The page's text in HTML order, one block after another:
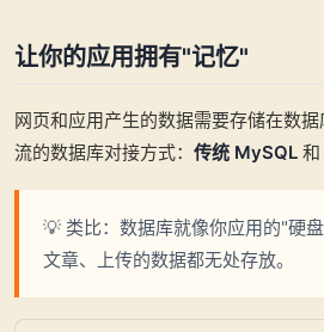
让你的应用拥有"记忆"
网页和应用产生的数据需要存储在数
流的数据库对接方式： 传统 MySQL 和
💡 类比：数据库就像你应用的"硬
文章、上传的数据都无处存放。